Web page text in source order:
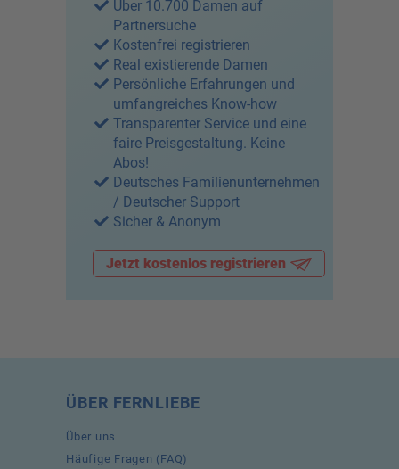
Über 10.700 Damen auf
Partnersuche
Kostenfrei registrieren
Real existierende Damen
Persönliche Erfahrungen und
umfangreiches Know-how
Transparenter Service und eine
faire Preisgestaltung. Keine
Abos!
Deutsches Familienunternehmen
/ Deutscher Support
Sicher & Anonym
Jetzt kostenlos registrieren
ÜBER FERNLIEBE
Über uns
Häufige Fragen (FAQ)